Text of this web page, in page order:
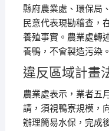
縣府農業處、環保局
民意代表現勘稽查，
養殖事實。 農業處轉
養鴨，不會製造污染。
違反區域計畫
農業處表示，業者五
請，須視鴨寮規模，
辦理簡易水保，完成